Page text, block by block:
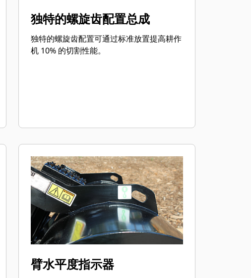
独特的螺旋齿配置总成
独特的螺旋齿配置可通过标准放置提高耕作
机 10% 的切割性能。
臂水平度指示器